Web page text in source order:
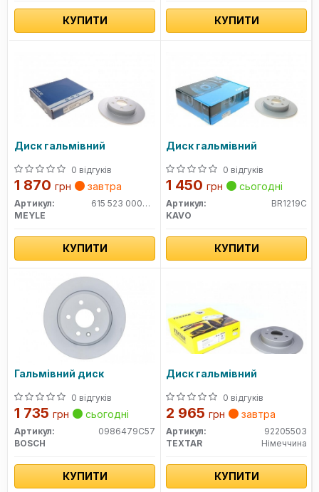
КУПИТИ КУПИТИ
Диск гальмівний
0 відгуків
1 870 грн завтра
Артикул:
615 523 0009PD
MEYLE
КУПИТИ
Диск гальмівний
0 відгуків
1 450 грн сьогодні
Артикул:
BR1219C
KAVO
КУПИТИ
Гальмівний диск
0 відгуків
1 735 грн сьогодні
Артикул:
0986479C57
BOSCH
КУПИТИ
Диск гальмівний
0 відгуків
2 965 грн завтра
Артикул:
92205503
TEXTAR
Німеччина
КУПИТИ